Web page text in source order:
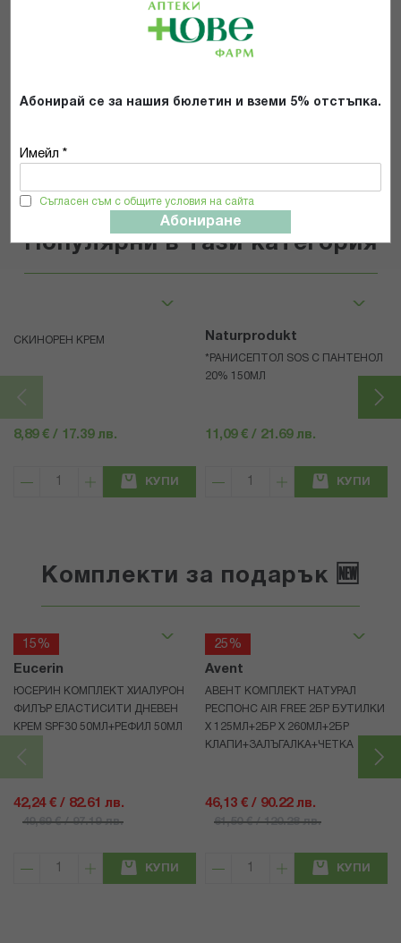
Абонирай се за нашия бюлетин и вземи 5% отстъпка.
Имейл *
Съгласен съм с общите условия на сайта
Абониране
Прочетох и се съгласявам с
Общите условия и политиката за
Популярни в тази категория
СКИНОРЕН КРЕМ
8,89 € / 17.39 лв.
КУПИ
Naturprodukt
*РАНИСЕПТОЛ SOS С ПАНТЕНОЛ
20% 150МЛ
11,09 € / 21.69 лв.
КУПИ
Комплекти за подарък 🆕
15%
Eucerin
ЮСЕРИН КОМПЛЕКТ ХИАЛУРОН
ФИЛЪР ЕЛАСТИСИТИ ДНЕВЕН
КРЕМ SPF30 50МЛ+РЕФИЛ 50МЛ
42,24 € / 82.61 лв.
49,69 € / 97.19 лв.
КУПИ
25%
Avent
АВЕНТ КОМПЛЕКТ НАТУРАЛ
РЕСПОНС AIR FREE 2БР БУТИЛКИ
Х 125МЛ+2БР Х 260МЛ+2БР
КЛАПИ+ЗАЛЪГАЛКА+ЧЕТКА
46,13 € / 90.22 лв.
61,50 € / 120.28 лв.
КУПИ